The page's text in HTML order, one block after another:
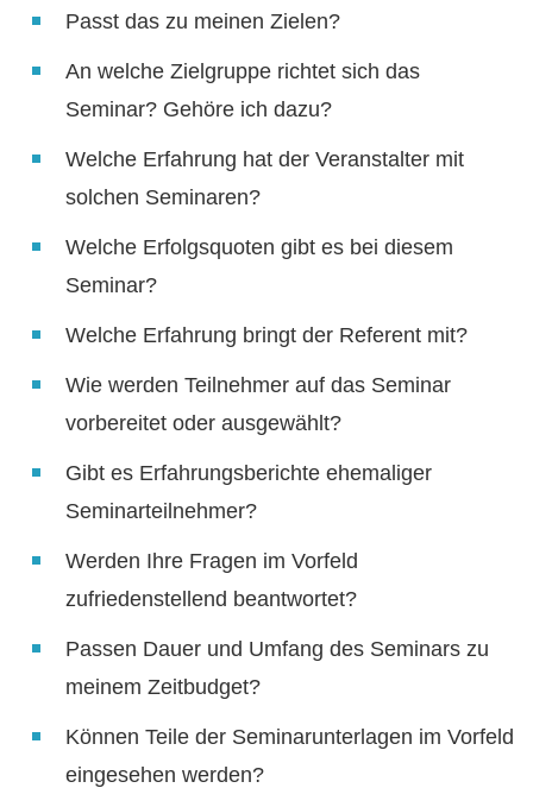
Passt das zu meinen Zielen?
An welche Zielgruppe richtet sich das
Seminar? Gehöre ich dazu?
Welche Erfahrung hat der Veranstalter mit
solchen Seminaren?
Welche Erfolgsquoten gibt es bei diesem
Seminar?
Welche Erfahrung bringt der Referent mit?
Wie werden Teilnehmer auf das Seminar
vorbereitet oder ausgewählt?
Gibt es Erfahrungsberichte ehemaliger
Seminarteilnehmer?
Werden Ihre Fragen im Vorfeld
zufriedenstellend beantwortet?
Passen Dauer und Umfang des Seminars zu
meinem Zeitbudget?
Können Teile der Seminarunterlagen im Vorfeld
eingesehen werden?